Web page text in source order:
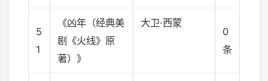
5
1
《凶年（经典美
剧《火线》原
著）》
大卫·西蒙
0
条